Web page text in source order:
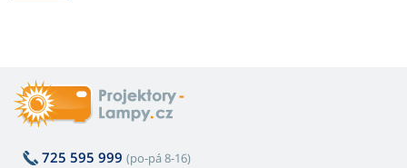
725 595 999 (po-pá 8-16)